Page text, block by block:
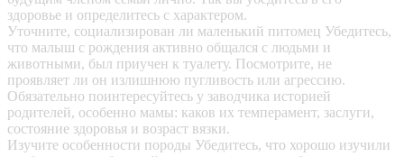
здоровье и определитесь с характером.
Уточните, социализирован ли маленький питомец Убедитесь,
что малыш с рождения активно общался с людьми и
животными, был приучен к туалету. Посмотрите, не
проявляет ли он излишнюю пугливость или агрессию.
Обязательно поинтересуйтесь у заводчика историей
родителей, особенно мамы: каков их темперамент, заслуги,
состояние здоровья и возраст вязки.
Изучите особенности породы Убедитесь, что хорошо изучили